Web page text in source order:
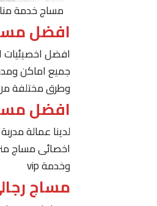
مساج خدمة منازل ٢٤ ساعة
افضل
افضل اخصيئيات
جميع اماكن
وطرق مختلفة
افضل
لدينا عمالة
اخصائى مساج
وخدمة vip
مساج رجالى